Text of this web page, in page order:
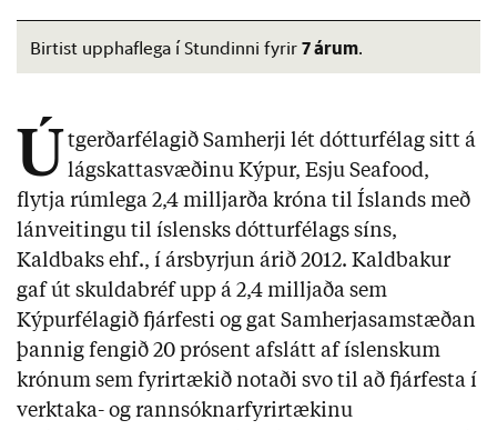
Birtist upphaflega í Stundinni fyrir 7 árum.
Ú tgerðarfélagið Samherji lét dótturfélag sitt á
lágskattasvæðinu Kýpur, Esju Seafood,
flytja rúmlega 2,4 milljarða króna til Íslands með
lánveitingu til íslensks dótturfélags síns,
Kaldbaks ehf., í ársbyrjun árið 2012. Kaldbakur
gaf út skuldabréf upp á 2,4 milljaða sem
Kýpurfélagið fjárfesti og gat Samherjasamstæðan
þannig fengið 20 prósent afslátt af íslenskum
krónum sem fyrirtækið notaði svo til að fjárfesta í
verktaka- og rannsóknarfyrirtækinu